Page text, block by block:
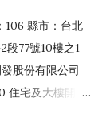
106 縣市：台北
段77號10樓之1
股份有限公司
住宅及大樓開發